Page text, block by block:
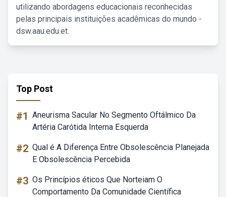
utilizando abordagens educacionais reconhecidas
pelas principais instituições acadêmicas do mundo -
dsw.aau.edu.et.
Top Post
#1 Aneurisma Sacular No Segmento Oftálmico Da
Artéria Carótida Interna Esquerda
#2 Qual é A Diferença Entre Obsolescência Planejada
E Obsolescência Percebida
#3 Os Princípios éticos Que Norteiam O
Comportamento Da Comunidade Científica